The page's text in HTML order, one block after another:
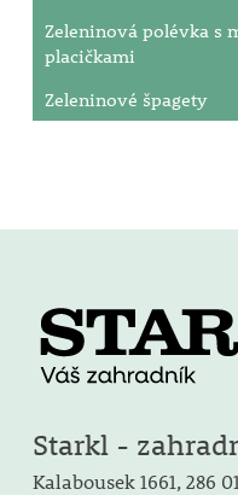
Zeleninová polévka s
placičkami
Zeleninové špagety
Starkl -
Kalabousek 1661, 286